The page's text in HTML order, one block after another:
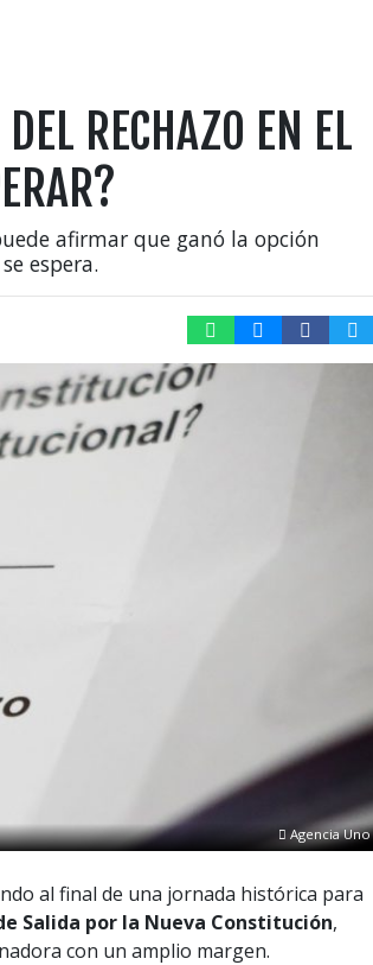
RECHAZO EN EL
afirmar que ganó la opción
espera.
Agencia Uno
al final de una jornada histórica para
Salida por la Nueva Constitución,
con un amplio margen.